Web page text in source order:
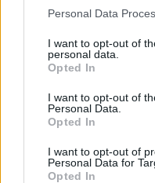
Personal Data
I want to opt-out of
personal data.
Opted In
I want to opt-out of
Personal Data.
Opted In
I want to opt-out of
Personal Data for
Opted In
ΠΕΡΙΣΣΟΤΕΡΑ